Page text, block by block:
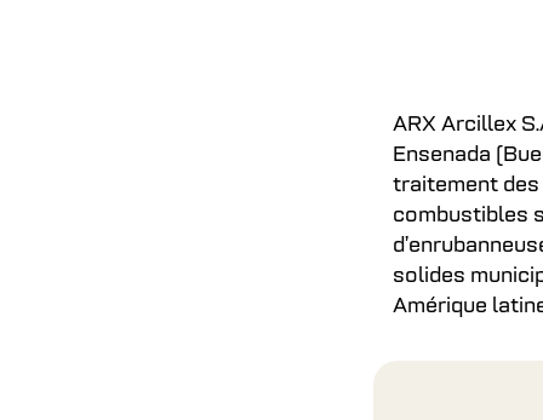
ARX Arcillex
Ensenada
traitement des
combustibles
solides
Amérique